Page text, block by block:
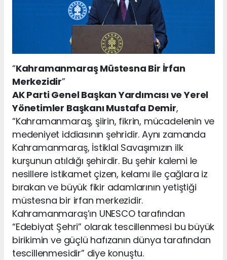
“Kahramanmaraş Müstesna Bir İrfan
Merkezidir”
AK Parti Genel Başkan Yardımcısı ve Yerel
Yönetimler Başkanı Mustafa Demir,
“Kahramanmaraş, şiirin, fikrin, mücadelenin ve
medeniyet iddiasının şehridir. Aynı zamanda
Kahramanmaraş, İstiklal Savaşımızın ilk
kurşunun atıldığı şehirdir. Bu şehir kalemi le
nesillere istikamet çizen, kelamı ile çağlara iz
bırakan ve büyük fikir adamlarının yetiştiği
müstesna bir irfan merkezidir.
Kahramanmaraş’ın UNESCO tarafından
“Edebiyat Şehri” olarak tescillenmesi bu büyük
birikimin ve güçlü hafızanın dünya tarafından
tescillenmesidir” diye konuştu.